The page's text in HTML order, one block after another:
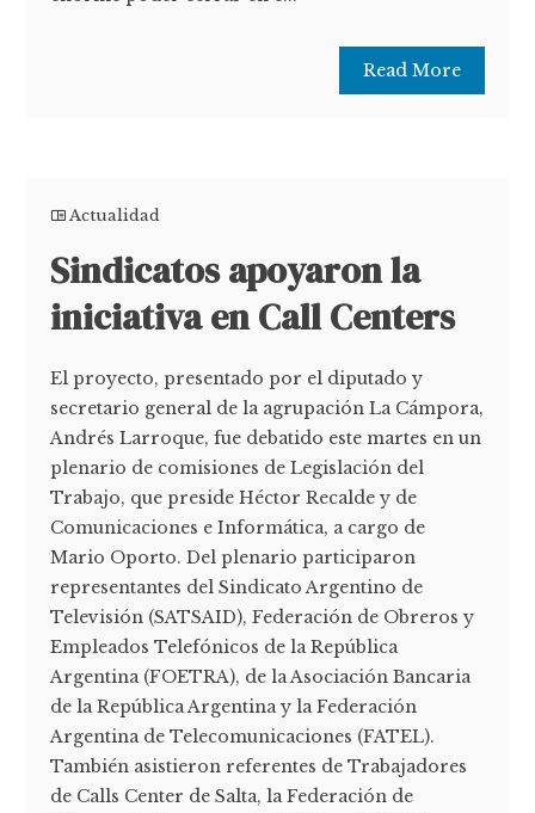
Read More
Actualidad
Sindicatos apoyaron la
iniciativa en Call Centers
El proyecto, presentado por el diputado y
secretario general de la agrupación La Cámpora,
Andrés Larroque, fue debatido este martes en un
plenario de comisiones de Legislación del
Trabajo, que preside Héctor Recalde y de
Comunicaciones e Informática, a cargo de
Mario Oporto. Del plenario participaron
representantes del Sindicato Argentino de
Televisión (SATSAID), Federación de Obreros y
Empleados Telefónicos de la República
Argentina (FOETRA), de la Asociación Bancaria
de la República Argentina y la Federación
Argentina de Telecomunicaciones (FATEL).
También asistieron referentes de Trabajadores
de Calls Center de Salta, la Federación de